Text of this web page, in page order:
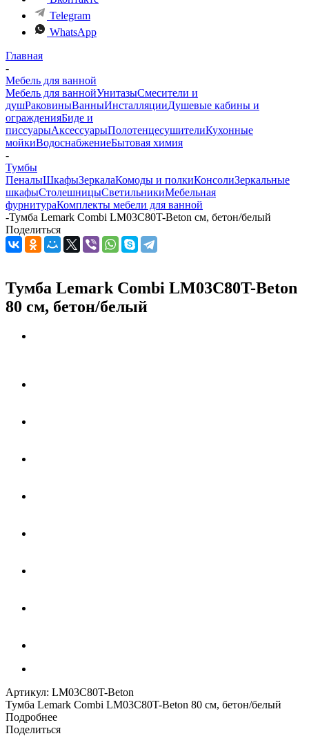
Telegram
WhatsApp
Главная
-
Мебель для ванной
Мебель для ваннойУнитазыСмесители и
душРаковиныВанныИнсталляцииДушевые кабины и
огражденияБиде и
писсуарыАксессуарыПолотенцесушителиКухонные
мойкиВодоснабжениеБытовая химия
-
Тумбы
ПеналыШкафыЗеркалаКомоды и полкиКонсолиЗеркальные
шкафыСтолешницыСветильникиМебельная
фурнитураКомплекты мебели для ванной
-Тумба Lemark Combi LM03C80T-Beton см, бетон/белый
Поделиться
Тумба Lemark Combi LM03C80T-Beton
80 см, бетон/белый
Артикул: LM03C80T-Beton
Тумба Lemark Combi LM03C80T-Beton 80 см, бетон/белый
Подробнее
Поделиться